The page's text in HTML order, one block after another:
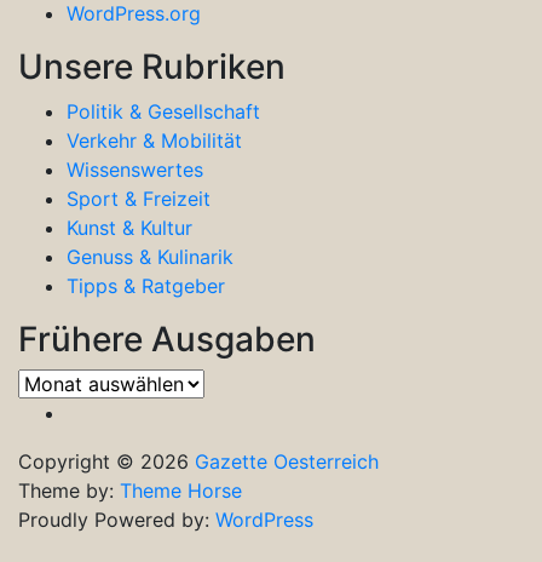
WordPress.org
Unsere Rubriken
Politik & Gesellschaft
Verkehr & Mobilität
Wissenswertes
Sport & Freizeit
Kunst & Kultur
Genuss & Kulinarik
Tipps & Ratgeber
Frühere Ausgaben
Frühere
Ausgaben
Copyright © 2026 Gazette Oesterreich
Theme by: Theme Horse
Proudly Powered by: WordPress